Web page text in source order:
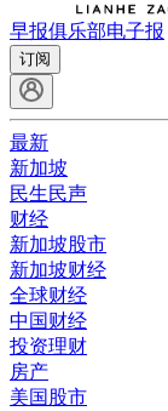
早报俱乐部电子报
订阅
最新
新加坡
民生民声
财经
新加坡股市
新加坡财经
全球财经
中国财经
投资理财
房产
美国股市